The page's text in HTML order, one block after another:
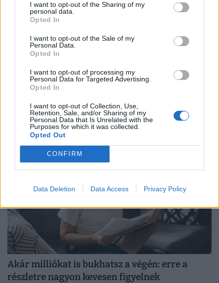
I want to opt-out of the Sharing of my
personal data.
Opted In
I want to opt-out of the Sale of my
Personal Data.
Opted In
I want to opt-out of processing my
Personal Data for Targeted Advertising.
Opted In
I want to opt-out of Collection, Use,
Retention, Sale, and/or Sharing of my
Personal Data that Is Unrelated with the
Purposes for which it was collected.
Opted Out
CONFIRM
Data Deletion Data Access Privacy Policy
Döbbenetes szakadék a magyarok zsebében:
minden második nő azonnal bajba kerülne, ha
beüt a krach
A váratlan kiadások a nőket és a férfiakat hasonló
gyakorisággal érintik, a nőkre viszont mind anyagi, mind
lelki szempontból lényegesen nagyobb terhet rónak.
Akár milliókat is bukhatsz a végén: erre a
részletre nagyon kevesen figyelnek